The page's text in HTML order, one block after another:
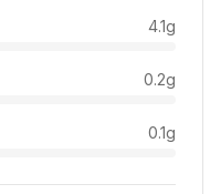
4.1g
0.2g
0.1g